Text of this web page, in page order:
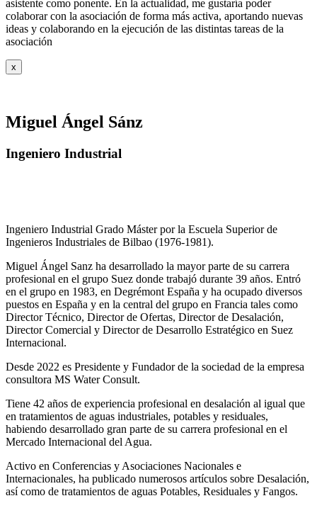
asistente como ponente. En la actualidad, me gustaría poder
colaborar con la asociación de forma más activa, aportando nuevas
ideas y colaborando en la ejecución de las distintas tareas de la
asociación
x
Miguel Ángel Sánz
Ingeniero Industrial
Ingeniero Industrial Grado Máster por la Escuela Superior de
Ingenieros Industriales de Bilbao (1976-1981).
Miguel Ángel Sanz ha desarrollado la mayor parte de su carrera
profesional en el grupo Suez donde trabajó durante 39 años. Entró
en el grupo en 1983, en Degrémont España y ha ocupado diversos
puestos en España y en la central del grupo en Francia tales como
Director Técnico, Director de Ofertas, Director de Desalación,
Director Comercial y Director de Desarrollo Estratégico en Suez
Internacional.
Desde 2022 es Presidente y Fundador de la sociedad de la empresa
consultora MS Water Consult.
Tiene 42 años de experiencia profesional en desalación al igual que
en tratamientos de aguas industriales, potables y residuales,
habiendo desarrollado gran parte de su carrera profesional en el
Mercado Internacional del Agua.
Activo en Conferencias y Asociaciones Nacionales e
Internacionales, ha publicado numerosos artículos sobre Desalación,
así como de tratamientos de aguas Potables, Residuales y Fangos.